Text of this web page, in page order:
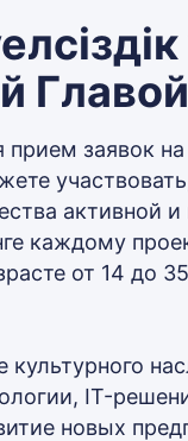
заявок на
активной
каждому
от 14 до
IT-
новых